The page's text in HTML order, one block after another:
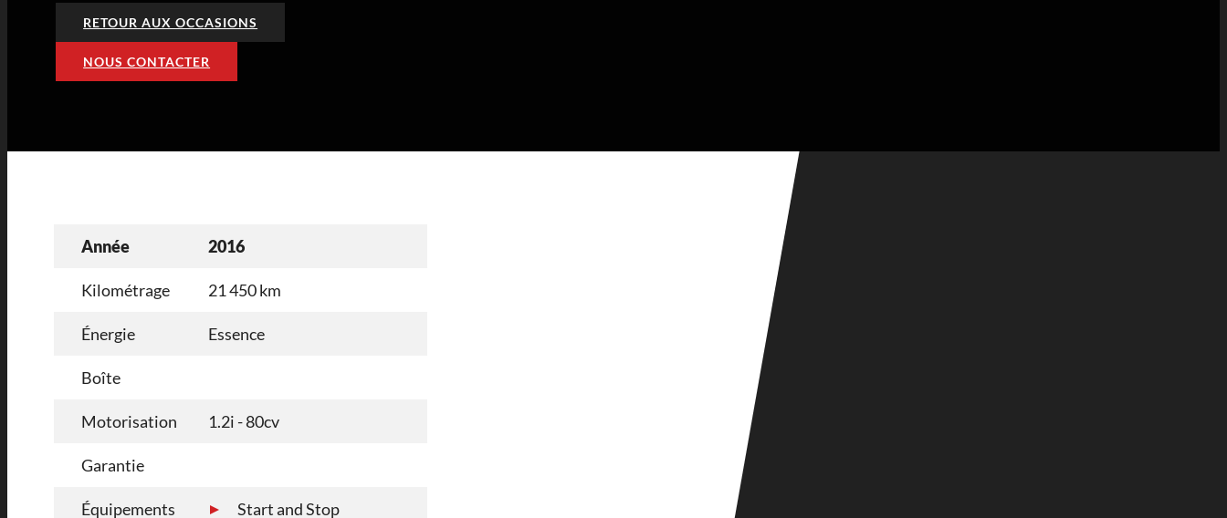
RETOUR AUX OCCASIONS
NOUS CONTACTER
Année 2016
Kilométrage 21 450 km
Énergie Essence
Boîte
Motorisation 1.2i - 80cv
Garantie
Équipements
Start and Stop